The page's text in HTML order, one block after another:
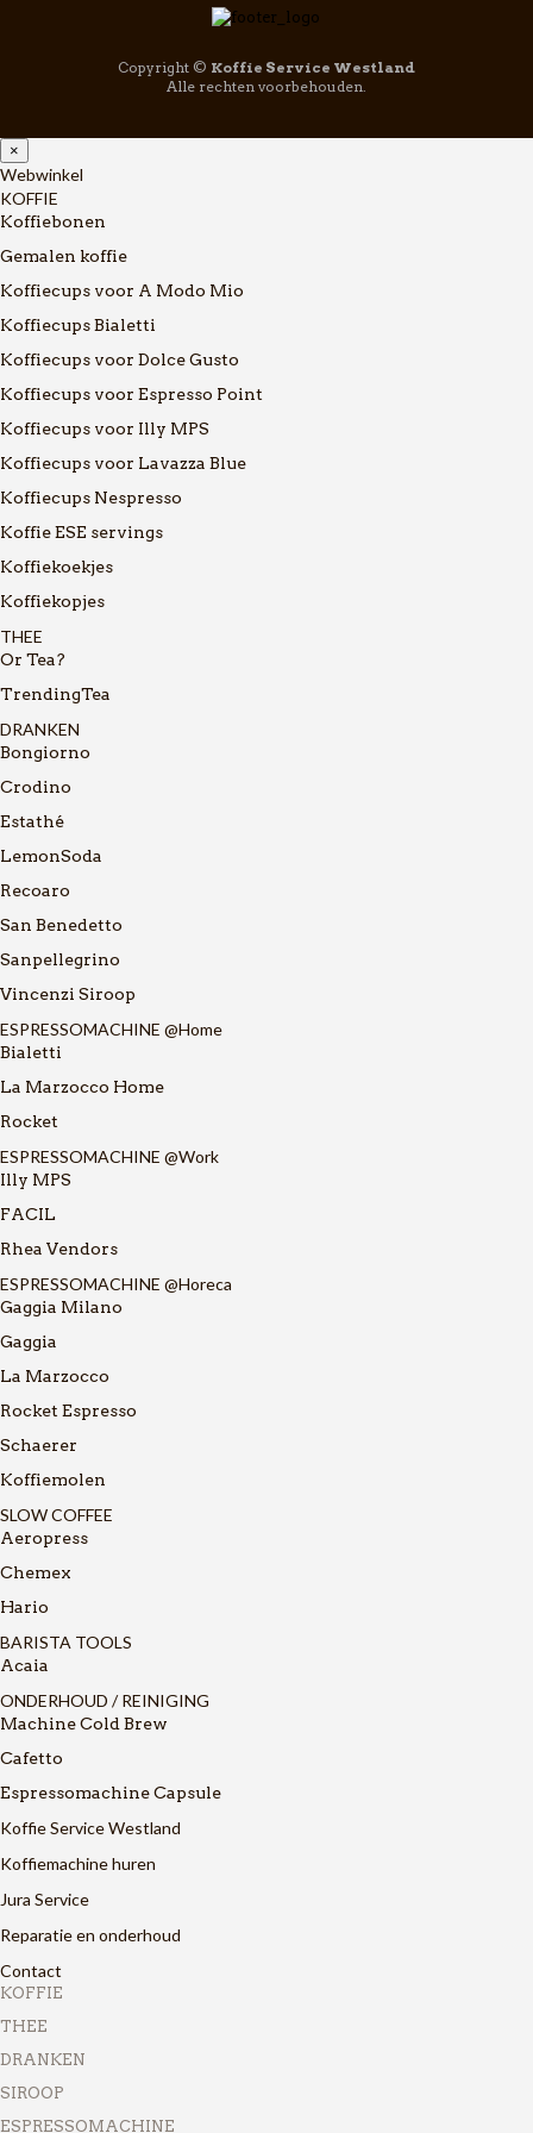
Copyright © Koffie Service Westland
Alle rechten voorbehouden.
×
Webwinkel
KOFFIE
Koffiebonen
Gemalen koffie
Koffiecups voor A Modo Mio
Koffiecups Bialetti
Koffiecups voor Dolce Gusto
Koffiecups voor Espresso Point
Koffiecups voor Illy MPS
Koffiecups voor Lavazza Blue
Koffiecups Nespresso
Koffie ESE servings
Koffiekoekjes
Koffiekopjes
THEE
Or Tea?
TrendingTea
DRANKEN
Bongiorno
Crodino
Estathé
LemonSoda
Recoaro
San Benedetto
Sanpellegrino
Vincenzi Siroop
ESPRESSOMACHINE @Home
Bialetti
La Marzocco Home
Rocket
ESPRESSOMACHINE @Work
Illy MPS
FACIL
Rhea Vendors
ESPRESSOMACHINE @Horeca
Gaggia Milano
Gaggia
La Marzocco
Rocket Espresso
Schaerer
Koffiemolen
SLOW COFFEE
Aeropress
Chemex
Hario
BARISTA TOOLS
Acaia
ONDERHOUD / REINIGING
Machine Cold Brew
Cafetto
Espressomachine Capsule
Koffie Service Westland
Koffiemachine huren
Jura Service
Reparatie en onderhoud
Contact
KOFFIE
THEE
DRANKEN
SIROOP
ESPRESSOMACHINE